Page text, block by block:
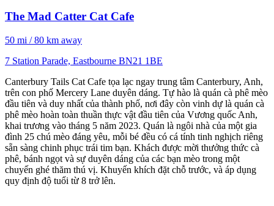
The Mad Catter Cat Cafe
50 mi / 80 km away
7 Station Parade, Eastbourne BN21 1BE
Canterbury Tails Cat Cafe tọa lạc ngay trung tâm Canterbury, Anh,
trên con phố Mercery Lane duyên dáng. Tự hào là quán cà phê mèo
đầu tiên và duy nhất của thành phố, nơi đây còn vinh dự là quán cà
phê mèo hoàn toàn thuần thực vật đầu tiên của Vương quốc Anh,
khai trương vào tháng 5 năm 2023. Quán là ngôi nhà của một gia
đình 25 chú mèo đáng yêu, mỗi bé đều có cá tính tinh nghịch riêng
sẵn sàng chinh phục trái tim bạn. Khách được mời thưởng thức cà
phê, bánh ngọt và sự duyên dáng của các bạn mèo trong một
chuyến ghé thăm thú vị. Khuyến khích đặt chỗ trước, và áp dụng
quy định độ tuổi từ 8 trở lên.